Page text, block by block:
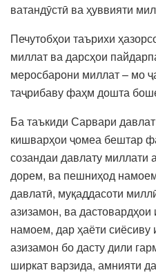
ватандӯстӣ ва ҳуввияти
Печутобҳои таърихи
миллат ва дарсҳои
меросбарони миллат – мо
таҷрибаву фаҳм дошта
Ба таъкиди Сарвари
кишварҳои ҷомеа бештар
созандаи давлату миллати
дорем, ва пешниҳод
давлатӣ, муқаддасоти
азизамон, ва дастовардҳои
намоем, дар ҳаёти сиёсиву
азизамон бо дасту дили
ширкат варзида, амнияти